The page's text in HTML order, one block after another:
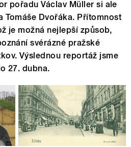
pořadu Václav Müller si ale
Tomáše Dvořáka. Přítomnost
je možná nejlepší způsob,
svérázné pražské
Výslednou reportáž jsme
27. dubna.